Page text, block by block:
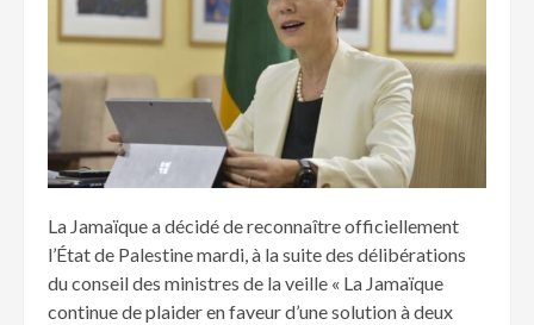
La Jamaïque a décidé de reconnaître officiellement
l’État de Palestine mardi, à la suite des délibérations
du conseil des ministres de la veille « La Jamaïque
continue de plaider en faveur d’une solution à deux